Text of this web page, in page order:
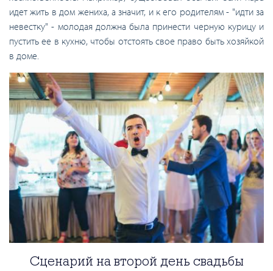
идет жить в дом жениха, а значит, и к его родителям - "идти за
невестку" - молодая должна была принести черную курицу и
пустить ее в кухню, чтобы отстоять свое право быть хозяйкой
в ​​доме.
Сценарий на второй день свадьбы